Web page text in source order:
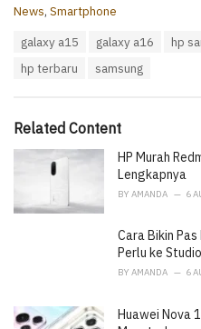
C
i
News, Smartphone
galaxy a15 galaxy a16 hp
hp terbaru
samsung
Related Content
HP Murah
Lengkapnya
BY AMANDA 6
Cara Bikin
Perlu ke Studio
BY AMANDA 6
Huawei Nova